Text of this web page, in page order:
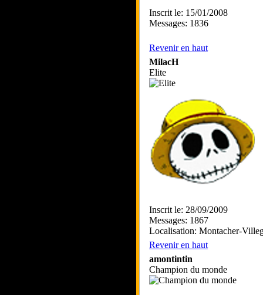
Inscrit le: 15/01/2008
Messages: 1836
Revenir en haut
MilacH
Elite
Inscrit le: 28/09/2009
Messages: 1867
Localisation: Montacher-
Revenir en haut
amontintin
Champion du monde